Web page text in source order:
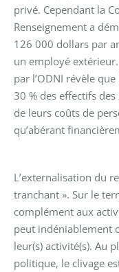
privé. Cependant la
Renseignement a
126 000 dollars par
un employé
par l’ODNI révèle
30 % des effectifs
de leurs coûts de
qu’abérant
L’externalisation du
tranchant ». Sur le
complément aux
peut indéniablement
leur(s) activité(s). Au
politique, le clivage